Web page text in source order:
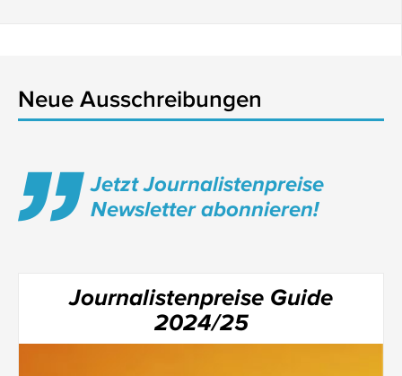
Neue Ausschreibungen
Jetzt Journalistenpreise
Newsletter abonnieren!
Journalistenpreise Guide
2024/25